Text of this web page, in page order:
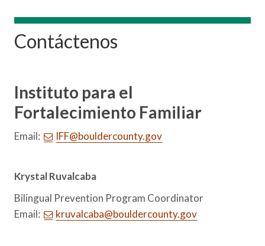
Contáctenos
Instituto para el
Fortalecimiento Familiar
Email: IFF@bouldercounty.gov
Krystal Ruvalcaba
Bilingual Prevention Program Coordinator
Email:
kruvalcaba@bouldercounty.gov